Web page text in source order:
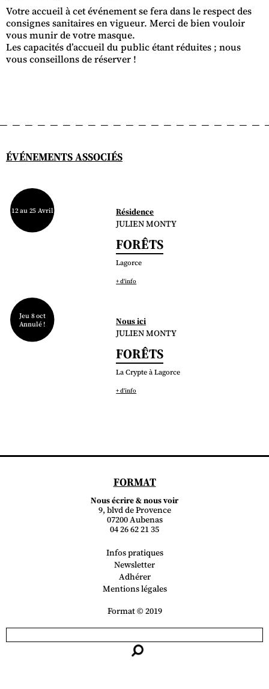
Votre accueil à cet événement se fera dans le respect des
consignes sanitaires en vigueur. Merci de bien vouloir
vous munir de votre masque.
Les capacités d’accueil du public étant réduites ; nous
vous conseillons de réserver !
ÉVÉNEMENTS ASSOCIÉS
Résidence
12 au 25 Avril
JULIEN MONTY
FORÊTS
Lagorce
+ d'info
Nous ici
Jeu 8 oct
Annulé !
JULIEN MONTY
FORÊTS
La Crypte à Lagorce
+ d'info
FORMAT
Nous écrire & nous voir
9, blvd de Provence
07200 Aubenas
04 26 62 21 35
Infos pratiques
Newsletter
Adhérer
Mentions légales
Format © 2019